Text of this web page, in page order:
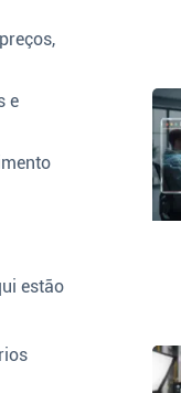
e
estão